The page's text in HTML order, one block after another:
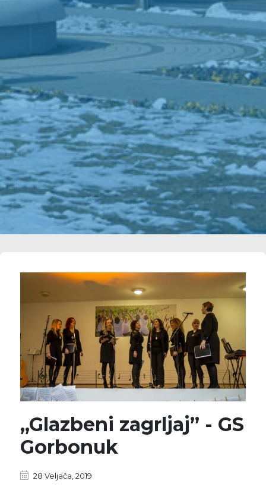
„Glazbeni zagrljaj” - GS
Gorbonuk
28 Veljača, 2019